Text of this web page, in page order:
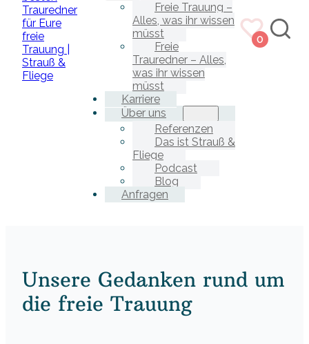
Freie Trauung –
Alles, was ihr wissen
müsst
Freie
Trauredner – Alles,
was ihr wissen
müsst
Karriere
Über uns
Referenzen
Das ist Strauß &
Fliege
Podcast
Blog
Anfragen
0
Unsere Gedanken rund um
die freie Trauung